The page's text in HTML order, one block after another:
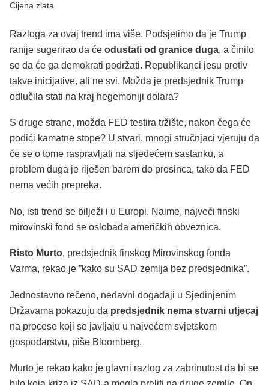
Cijena zlata
Razloga za ovaj trend ima više. Podsjetimo da je Trump
ranije sugerirao da će odustati od granice duga, a činilo
se da će ga demokrati podržati. Republikanci jesu protiv
takve inicijative, ali ne svi. Možda je predsjednik Trump
odlučila stati na kraj hegemoniji dolara?
S druge strane, možda FED testira tržište, nakon čega će
podići kamatne stope? U stvari, mnogi stručnjaci vjeruju da
će se o tome raspravljati na sljedećem sastanku, a
problem duga je riješen barem do prosinca, tako da FED
nema većih prepreka.
No, isti trend se bilježi i u Europi. Naime, najveći finski
mirovinski fond se oslobađa američkih obveznica.
Risto Murto, predsjednik finskog Mirovinskog fonda
Varma, rekao je ”kako su SAD zemlja bez predsjednika”.
Jednostavno rečeno, nedavni događaji u Sjedinjenim
Državama pokazuju da predsjednik nema stvarni utjecaj
na procese koji se javljaju u najvećem svjetskom
gospodarstvu, piše Bloomberg.
Murto je rekao kako je glavni razlog za zabrinutost da bi se